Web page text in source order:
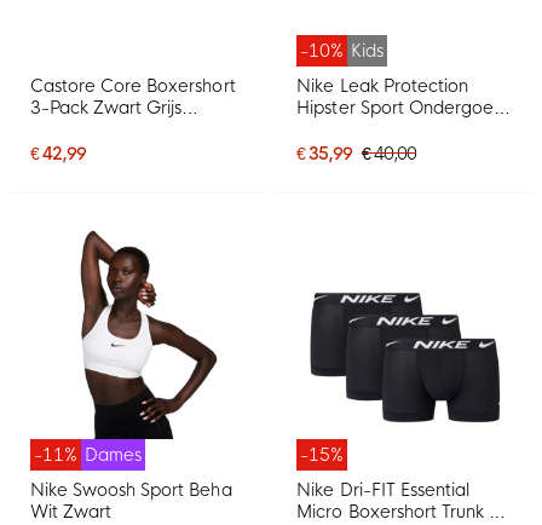
Castore Core Boxershort
3-Pack Zwart Grijs
€ 42,99
-10% Kids
Nike Leak Protection
Hipster Sport Ondergoed
Grijs
€ 35,99 € 40,00
-11% Dames
Nike Swoosh Sport Beha
Wit Zwart
-15%
Nike Dri-FIT Essential
Micro Boxershort Trunk 3-